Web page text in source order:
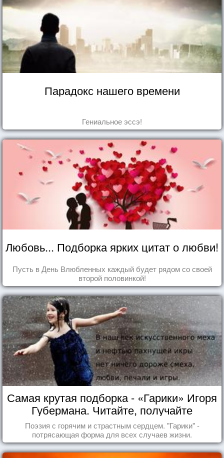
Парадокс нашего времени
Гениальное эссэ!
Любовь... Подборка ярких цитат о любви!
Пусть в День Влюбленных каждый будет рядом со своей
второй половинкой!
Самая крутая подборка - «Гарики» Игоря
Губермана. Читайте, получайте
удовольствие!
Поэзия с горячим и страстным сердцем. "Гарики" -
потрясающая форма для всех случаев жизни.